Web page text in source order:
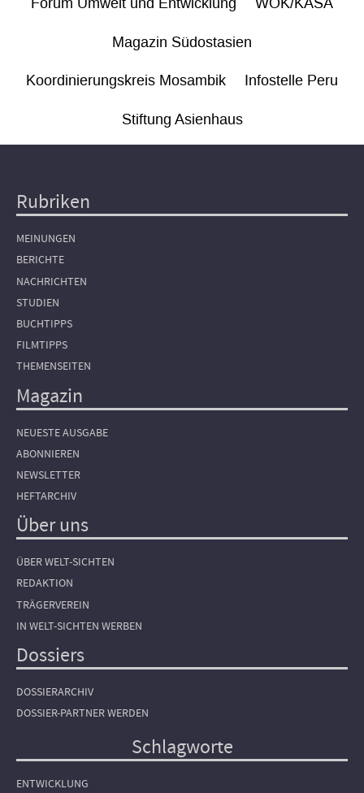
Forum Umwelt und Entwicklung WÖK/KASA
Magazin Südostasien
Koordinierungskreis Mosambik Infostelle Peru
Stiftung Asienhaus
Hauptnavigation
Rubriken
MEINUNGEN
BERICHTE
NACHRICHTEN
STUDIEN
BUCHTIPPS
FILMTIPPS
THEMENSEITEN
Magazin
NEUESTE AUSGABE
ABONNIEREN
NEWSLETTER
HEFTARCHIV
Über uns
ÜBER WELT-SICHTEN
REDAKTION
TRÄGERVEREIN
IN WELT-SICHTEN WERBEN
Dossiers
DOSSIERARCHIV
DOSSIER-PARTNER WERDEN
Schlagworte
ENTWICKLUNG